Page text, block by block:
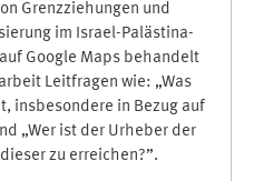
Grenzziehungen und
im Israel-Palästina-
Google Maps behandelt
Leitfragen wie: „Was
insbesondere in Bezug auf
„Wer ist der Urheber der
zu erreichen?”.